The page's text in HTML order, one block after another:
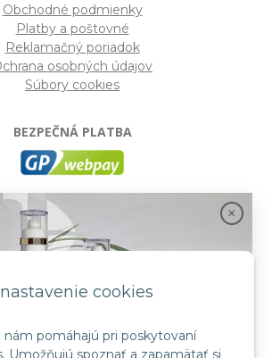
cookies
nám pomáhajú pri poskytovaní
Umožňujú spoznať a zapamätať si
Obchodné podmienky
Platby a poštovné
Reklamačný poriadok
osobných údajov
Súbory cookies
BEZPEČNÁ PLATBA
a bezpečný systém pre platby
Je jedným z najpoužívanejších
na slovenských e-shopoch. Spĺňa
SLEDUJTE NÁS